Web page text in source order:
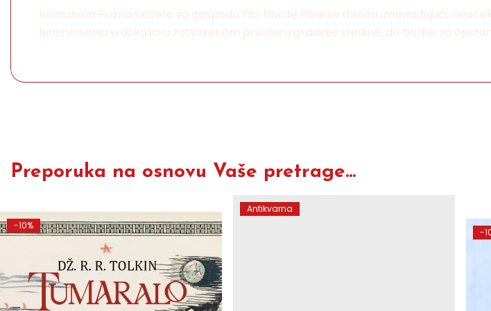
Romanom Pozna večera za gospođu Fibi Đorđe Pisarev donosi iznenađujući,
lenstvovanja u dokolici u zatvorenom prostoru gradske sredine, do borbe za
Preporuka na osnovu Vaše pretrage...
-10%
Antikvarna
-